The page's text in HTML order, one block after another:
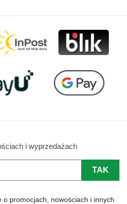
i wyprzedażach
o promocjach, nowościach i innych